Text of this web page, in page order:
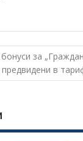
за
в